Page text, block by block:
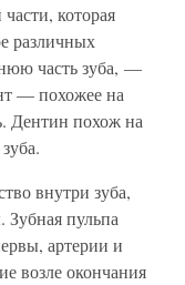
которая
различных
часть зуба, —
— похожее на
Дентин похож на
внутри зуба,
Зубная пульпа
артерии и
возле окончания